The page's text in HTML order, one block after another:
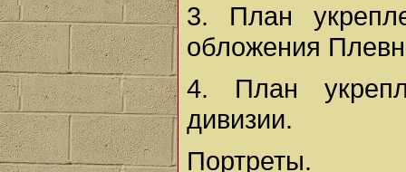
3. План
обложения
4. План
дивизии.
Портреты.